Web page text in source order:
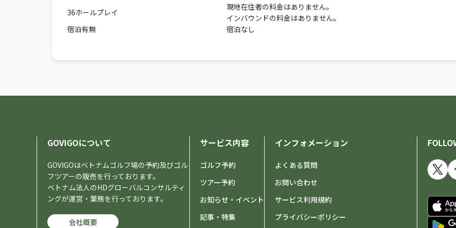
36ホールプレイ
現地在住者の料金はありません。
インバウンドの料金はありません。
宿泊有無
宿泊なし
GOVIGOについて
GOVIGOはベトナムゴルフ場の予約及びゴル
フツアーの販売を行っております。
ベトナム法人のHDグローバルコンサルティ
ングが運営・業務を行っております。
会社概要
サービス内容
ゴルフ予約
ツアー予約
お知らせ・イベント
記事・特集
インフォメーション
よくある質問
お問い合わせ
サービス利用規約
プライバシーポリシー